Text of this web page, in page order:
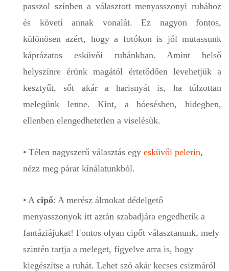
passzol színben a választott menyasszonyi ruhához
és követi annak vonalát. Ez nagyon fontos,
különösen azért, hogy a fotókon is jól mutassunk
káprázatos esküvői ruhánkban. Amint belső
helyszínre érünk magától értetődően levehetjük a
kesztyűt, sőt akár a harisnyát is, ha túlzottan
melegünk lenne. Kint, a hóesésben, hidegben,
ellenben elengedhetetlen a viselésük.
• Télen nagyszerű választás egy esküvői pelerin,
nézz meg párat kínálatunkból.
• A cipő: A merész álmokat dédelgető
menyasszonyok itt aztán szabadjára engedhetik a
fantáziájukat! Fontos olyan cipőt választanunk, mely
szintén tartja a meleget, figyelve arra is, hogy
kiegészítse a ruhát. Lehet szó akár kecses csizmáról